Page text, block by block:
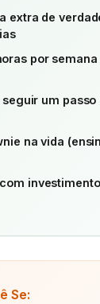
extra de
por semana
um passo
na vida
Se: